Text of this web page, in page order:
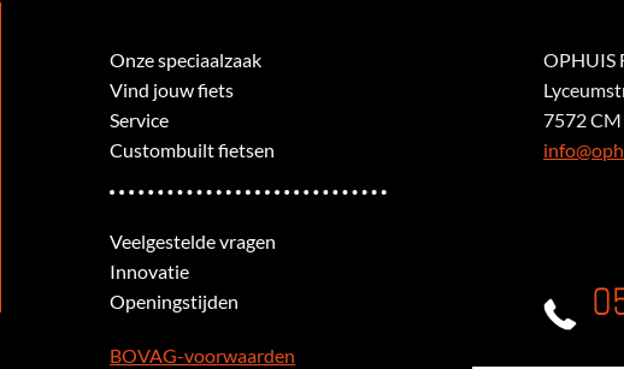
Onze speciaalzaak
Vind jouw fiets
Service
Custombuilt fietsen
Veelgestelde vragen
Innovatie
Openingstijden
BOVAG-voorwaarden
OPHUIS
7572